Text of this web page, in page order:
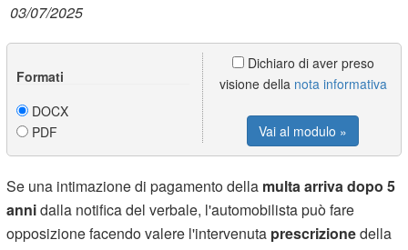
03/07/2025
Formati
DOCX
PDF
Dichiaro di aver preso
visione della nota informativa
Vai al modulo »
Se una intimazione di pagamento della multa arriva dopo 5
annidalla notifica del verbale, l'automobilista può fare
opposizione facendo valere l'intervenuta prescrizionedella